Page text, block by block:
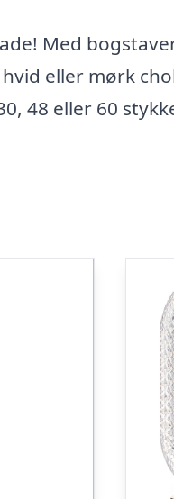
Med
eller mørk
48 eller 60